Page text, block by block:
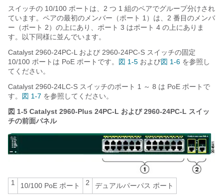
スイッチの 10/100 ポートは、2 つ 1 組のペアでグループ分けされ
ています。ペアの最初のメンバー（ポート 1）は、2 番目のメンバ
ー（ポート 2）の上にあり、ポート 3 はポート 4 の上にありま
す。以下同様に並んでいます。
Catalyst 2960-24PC-L および 2960-24PC-S スイッチの固定
10/100 ポートは PoE ポートです。 図 1-5 および図 1-6 を参照し
てください。
Catalyst 2960-24LC-S スイッチのポート 1 ～ 8 は PoE ポートで
す。 図 1-7 を参照してください。
図 1-5 Catalyst 2960-Plus 24PC-L および 2960-24PC-L スイッ
チの前面パネル
1 10/100 PoE ポート 2 デュアルパーパス ポート